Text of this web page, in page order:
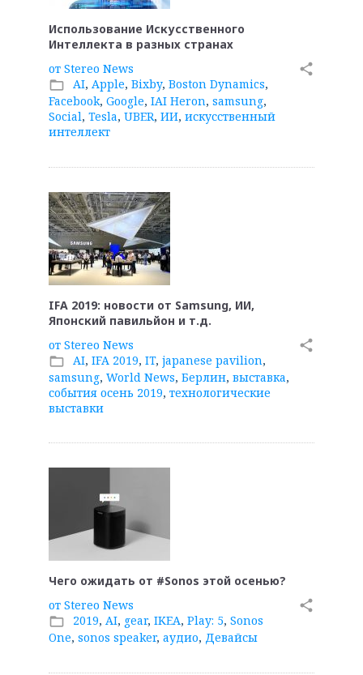
Использование Искусственного
Интеллекта в разных странах
от Stereo News
folder_open AI, Apple, Bixby, Boston Dynamics,
Facebook, Google, IAI Heron, samsung,
Social, Tesla, UBER, ИИ, искусственный
интеллект
share
IFA 2019: новости от Samsung, ИИ,
Японский павильйон и т.д.
от Stereo News
folder_open AI, IFA 2019, IT, japanese pavilion,
samsung, World News, Берлин, выставка,
события осень 2019, технологические
выставки
share
Чего ожидать от #Sonos этой осенью?
от Stereo News
folder_open 2019, AI, gear, IKEA, Play: 5, Sonos
One, sonos speaker, аудио, Девайсы
share